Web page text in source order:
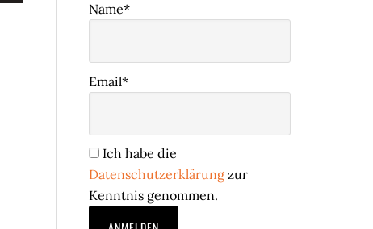
Name*
Email*
Ich habe die
Datenschutzerklärung zur
Kenntnis genommen.